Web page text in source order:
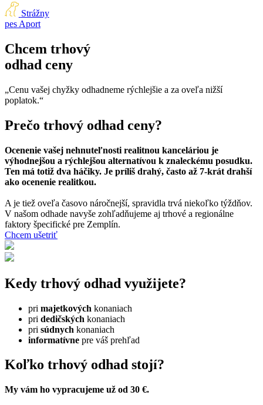
Strážny
pes Aport
Chcem trhový
odhad ceny
„Cenu vašej chyžky odhadneme rýchlejšie a za oveľa nižší
poplatok.“
Prečo trhový odhad ceny?
Ocenenie vašej nehnuteľnosti realitnou kanceláriou je
výhodnejšou a rýchlejšou alternatívou k znaleckému posudku.
Ten má totiž dva háčiky. Je príliš drahý, často až 7-krát drahší
ako ocenenie realitkou.
A je tiež oveľa časovo náročnejší, spravidla trvá niekoľko týždňov.
V našom odhade navyše zohľadňujeme aj trhové a regionálne
faktory špecifické pre Zemplín.
Chcem ušetriť
Kedy trhový odhad využijete?
pri majetkových konaniach
pri dedičských konaniach
pri súdnych konaniach
informatívne pre váš prehľad
Koľko trhový odhad stojí?
My vám ho vypracujeme už od 30 €.